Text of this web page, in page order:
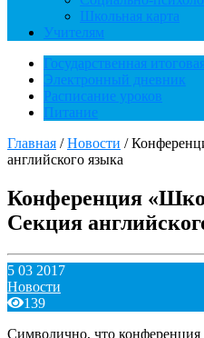
Школьная карта
Учителям
Государственная
Электронный дневник
Расписание уроков
Питание
Главная /Новости /
английского языка
Конференция
Секция
5 03 2017
Новости
139
Символично, что